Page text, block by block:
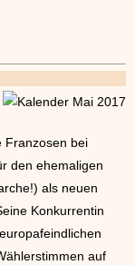
Franzosen bei
den ehemaligen
als neuen
Konkurrentin
auf